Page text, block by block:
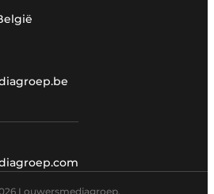
Louwersmediagroep.